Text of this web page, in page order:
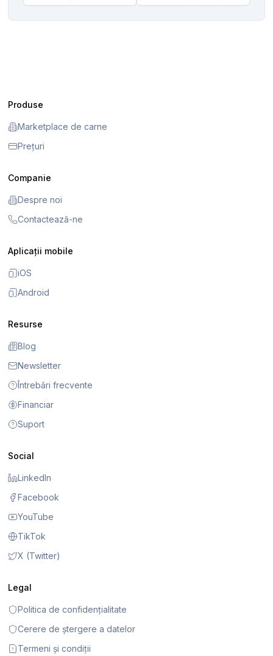
Produse
Marketplace de carne
Prețuri
Companie
Despre noi
Contactează-ne
Aplicații mobile
iOS
Android
Resurse
Blog
Newsletter
Întrebări frecvente
Financiar
Suport
Social
LinkedIn
Facebook
YouTube
TikTok
X (Twitter)
Legal
Politica de confidențialitate
Cerere de ștergere a datelor
Termeni și condiții